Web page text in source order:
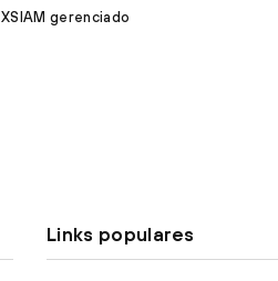
XSIAM gerenciado
Links populares